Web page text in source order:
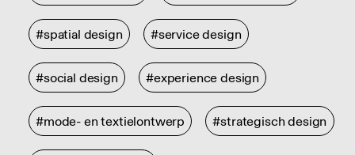
#spatial design #service design
#social design #experience design
#mode- en textielontwerp #strategisch design